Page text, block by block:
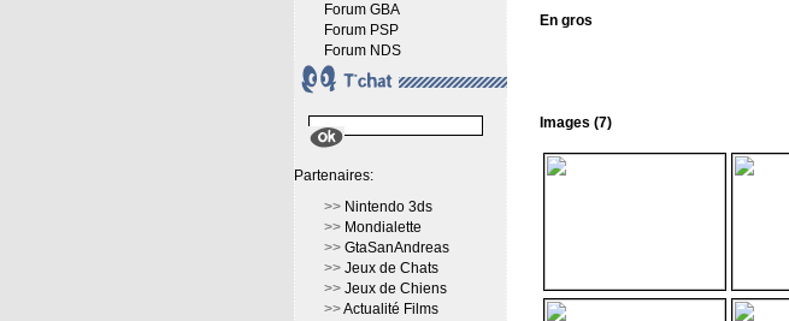
Forum GBA
Forum PSP
Forum NDS
Partenaires:
>> Nintendo 3ds
>> Mondialette
>> GtaSanAndreas
>> Jeux de Chats
>> Jeux de Chiens
>>Actualité Films
En gros
Images (7)